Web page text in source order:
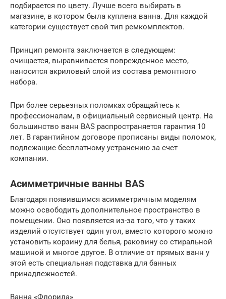
подбирается по цвету. Лучше всего выбирать в
магазине, в котором была куплена ванна. Для каждой
категории существует свой тип ремкомплектов.
Принцип ремонта заключается в следующем:
очищается, выравнивается поврежденное место,
наносится акриловый слой из состава ремонтного
набора.
При более серьезных поломках обращайтесь к
профессионалам, в официальный сервисный центр. На
большинство ванн BAS распространяется гарантия 10
лет. В гарантийном договоре прописаны виды поломок,
подлежащие бесплатному устранению за счет
компании.
Асимметричные ванны BAS
Благодаря появившимся асимметричным моделям
можно освободить дополнительное пространство в
помещении. Оно появляется из-за того, что у таких
изделий отсутствует один угол, вместо которого можно
установить корзину для белья, раковину со стиральной
машиной и многое другое. В отличие от прямых ванн у
этой есть специальная подставка для банных
принадлежностей.
Ванна «Флорида»